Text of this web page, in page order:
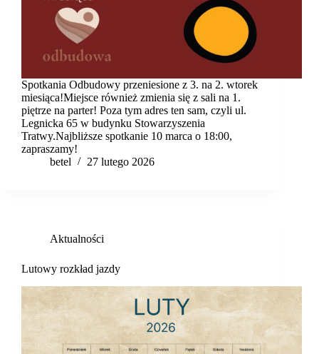
Spotkania Odbudowy przeniesione z 3. na 2. wtorek
miesiąca!Miejsce również zmienia się z sali na 1.
piętrze na parter! Poza tym adres ten sam, czyli ul.
Legnicka 65 w budynku Stowarzyszenia
Tratwy.Najbliższe spotkanie 10 marca o 18:00,
zapraszamy!
betel
27 lutego 2026
Aktualności
Lutowy rozkład jazdy